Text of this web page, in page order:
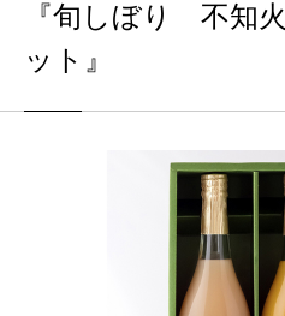
『旬しぼり 不知
ット』